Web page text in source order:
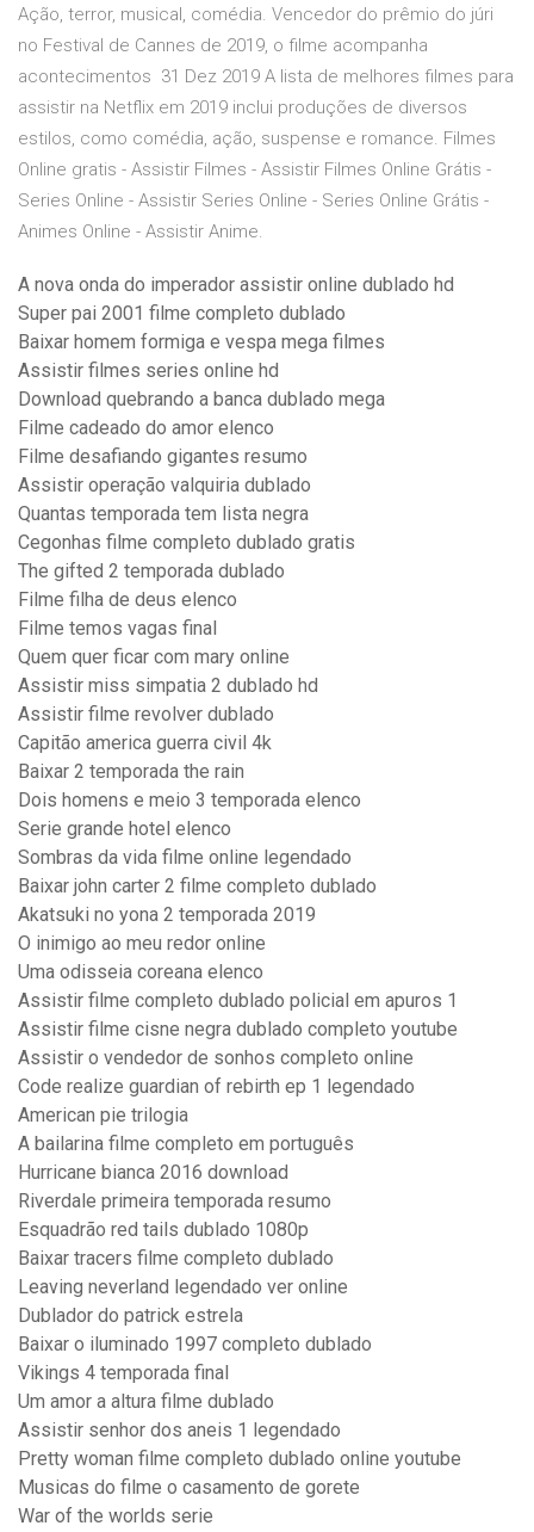
Ação, terror, musical, comédia. Vencedor do prêmio do júri
no Festival de Cannes de 2019, o filme acompanha
acontecimentos 31 Dez 2019 A lista de melhores filmes para
assistir na Netflix em 2019 inclui produções de diversos
estilos, como comédia, ação, suspense e romance. Filmes
Online gratis - Assistir Filmes - Assistir Filmes Online Grátis -
Series Online - Assistir Series Online - Series Online Grátis -
Animes Online - Assistir Anime.
A nova onda do imperador assistir online dublado hd
Super pai 2001 filme completo dublado
Baixar homem formiga e vespa mega filmes
Assistir filmes series online hd
Download quebrando a banca dublado mega
Filme cadeado do amor elenco
Filme desafiando gigantes resumo
Assistir operação valquiria dublado
Quantas temporada tem lista negra
Cegonhas filme completo dublado gratis
The gifted 2 temporada dublado
Filme filha de deus elenco
Filme temos vagas final
Quem quer ficar com mary online
Assistir miss simpatia 2 dublado hd
Assistir filme revolver dublado
Capitão america guerra civil 4k
Baixar 2 temporada the rain
Dois homens e meio 3 temporada elenco
Serie grande hotel elenco
Sombras da vida filme online legendado
Baixar john carter 2 filme completo dublado
Akatsuki no yona 2 temporada 2019
O inimigo ao meu redor online
Uma odisseia coreana elenco
Assistir filme completo dublado policial em apuros 1
Assistir filme cisne negra dublado completo youtube
Assistir o vendedor de sonhos completo online
Code realize guardian of rebirth ep 1 legendado
American pie trilogia
A bailarina filme completo em português
Hurricane bianca 2016 download
Riverdale primeira temporada resumo
Esquadrão red tails dublado 1080p
Baixar tracers filme completo dublado
Leaving neverland legendado ver online
Dublador do patrick estrela
Baixar o iluminado 1997 completo dublado
Vikings 4 temporada final
Um amor a altura filme dublado
Assistir senhor dos aneis 1 legendado
Pretty woman filme completo dublado online youtube
Musicas do filme o casamento de gorete
War of the worlds serie